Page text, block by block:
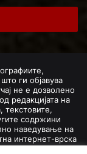
ги објавува
не е дозволено
редакцијата на
текстовите,
содржини
наведување на
интернет-врска
При